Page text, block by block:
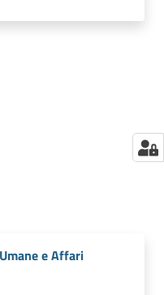
e Affari